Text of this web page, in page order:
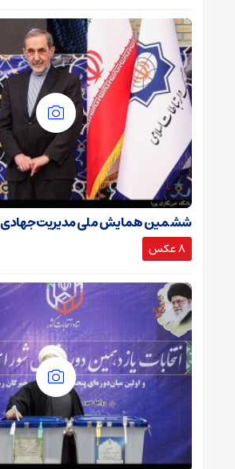
ششمین همایش ملی مدیریت جهادی
8 عکس